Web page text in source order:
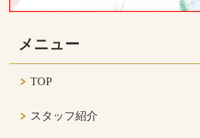
メニュー
TOP
スタッフ紹介